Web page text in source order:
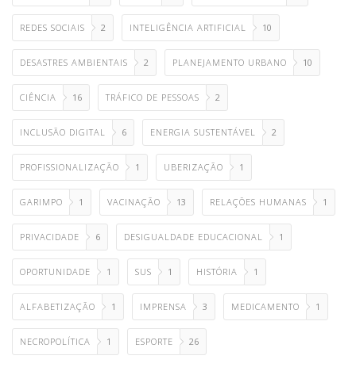
REDES SOCIAIS 2 INTELIGÊNCIA ARTIFICIAL 10
DESASTRES AMBIENTAIS 2 PLANEJAMENTO URBANO 10
CIÊNCIA 16 TRÁFICO DE PESSOAS 2
INCLUSÃO DIGITAL 6 ENERGIA SUSTENTÁVEL 2
PROFISSIONALIZAÇÃO 1 UBERIZAÇÃO 1
GARIMPO 1 VACINAÇÃO 13 RELAÇÕES HUMANAS 1
PRIVACIDADE 6 DESIGUALDADE EDUCACIONAL 1
OPORTUNIDADE 1 SUS 1 HISTÓRIA 1
ALFABETIZAÇÃO 1 IMPRENSA 3 MEDICAMENTO 1
NECROPOLÍTICA 1 ESPORTE 26